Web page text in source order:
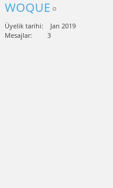
WOQUE
Üyelik tarihi
Jan 2019
Mesajlar
3